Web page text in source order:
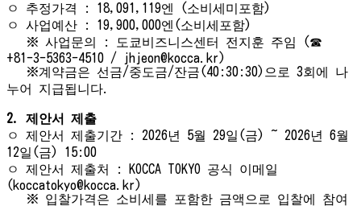
ㅇ 추정가격 : 18,091,119엔 (소비세미포함)
ㅇ 사업예산 : 19,900,000엔(소비세포함)
※ 사업문의 : 도쿄비즈니스센터 전지훈 주임 (☎
+81-3-5363-4510 / jhjeon@kocca.kr)
※계약금은 선금/중도금/잔금(40:30:30)으로 3회에 나
누어 지급됩니다.
2. 제안서 제출
ㅇ 제안서 제출기간 : 2026년 5월 29일(금) ~ 2026년 6월
12일(금) 15:00
ㅇ 제안서 제출처 : KOCCA TOKYO 공식 이메일
(koccatokyo@kocca.kr)
※ 입찰가격은 소비세를 포함한 금액으로 입찰에 참여